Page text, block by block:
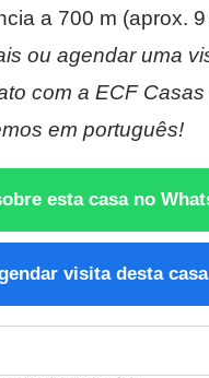
a 700 m (aprox.
ou agendar uma
com a ECF Casas
em português!
esta casa no
visita desta casa